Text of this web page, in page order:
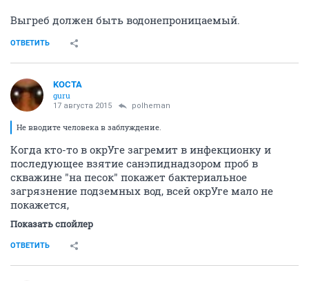
Выгреб должен быть водонепроницаемый.
ОТВЕТИТЬ
KOCTA
guru
17 августа 2015 polheman
Не вводите человека в заблуждение.
Когда кто-то в окрУге загремит в инфекционку и
последующее взятие санэпиднадзором проб в
скважине "на песок" покажет бактериальное
загрязнение подземных вод, всей окрУге мало не
покажется,
Показать спойлер
ОТВЕТИТЬ